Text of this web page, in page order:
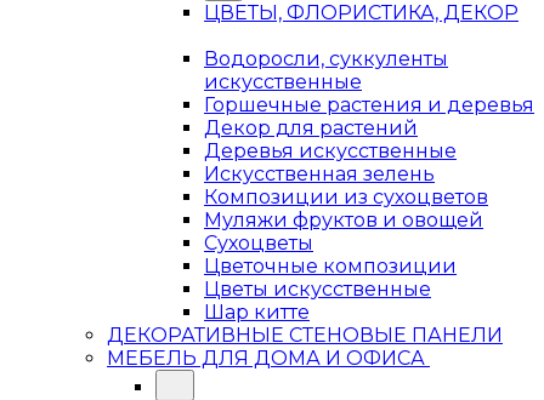
ЦВЕТЫ, ФЛОРИСТИКА, ДЕКОР
Водоросли, суккуленты
искусственные
Горшечные растения и деревья
Декор для растений
Деревья искусственные
Искусственная зелень
Композиции из сухоцветов
Муляжи фруктов и овощей
Сухоцветы
Цветочные композиции
Цветы искусственные
Шар китте
ДЕКОРАТИВНЫЕ СТЕНОВЫЕ ПАНЕЛИ
МЕБЕЛЬ ДЛЯ ДОМА И ОФИСА